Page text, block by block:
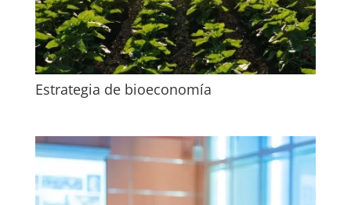
Estrategia de bioeconomía